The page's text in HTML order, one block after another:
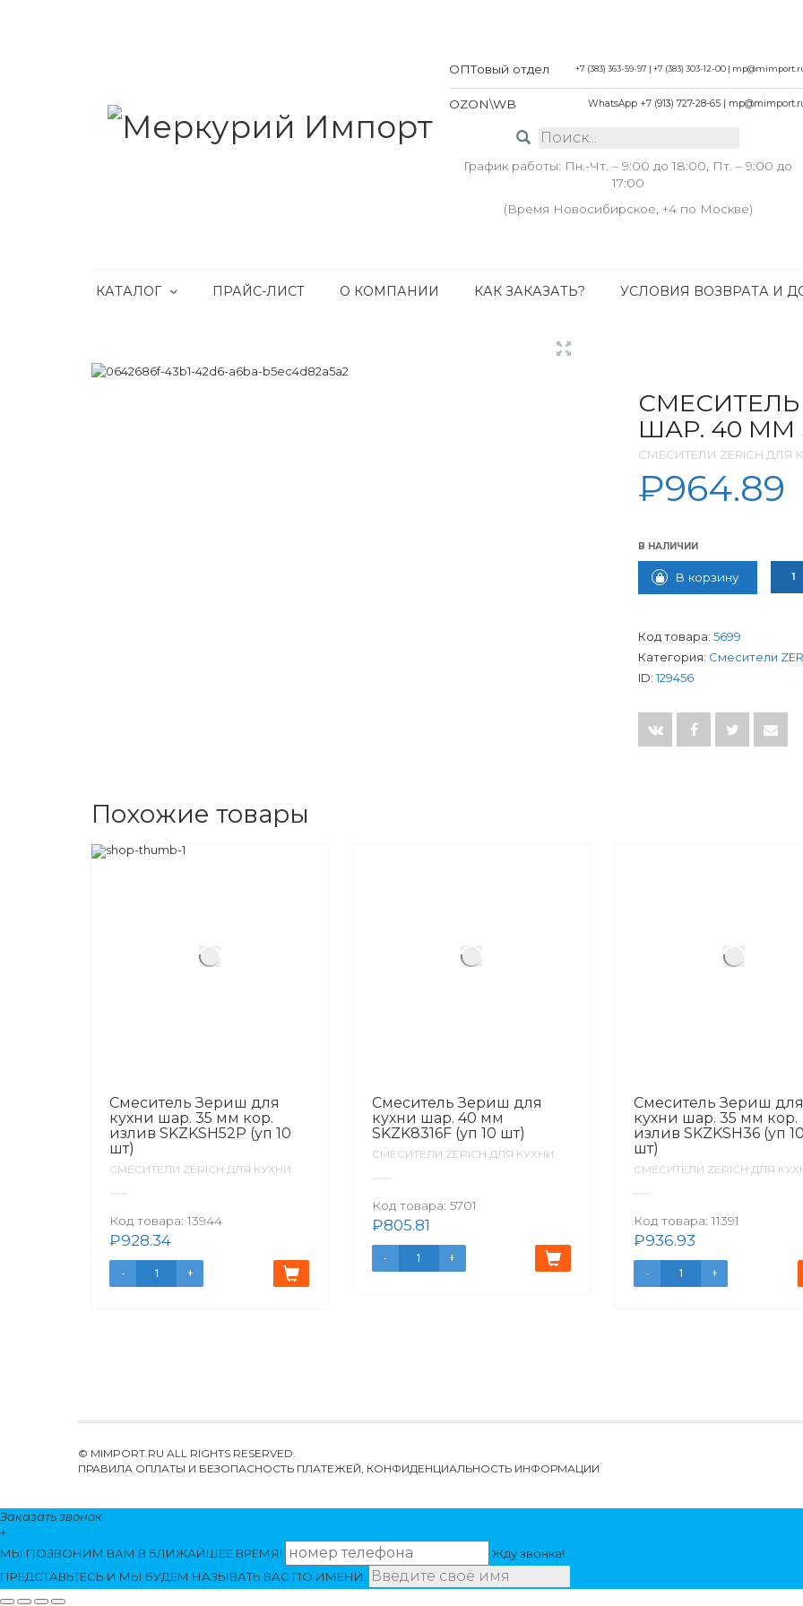
ОПТовый отдел +7 (383) 363-59-97 | +7 (383) 303-12-00 |
OZON\WB WhatsApp +7 (913) 727-28-65 |
График работы: Пн.-Чт. – 9:00 до 18:00, Пт. – 9:00 до
17:00
(Время Новосибирское, +4 по Москве)
КАТАЛОГ ПРАЙС-ЛИСТ О КОМПАНИИ КАК ЗАКАЗАТЬ? УСЛОВИЯ ВОЗВРАТА И
ШАР. 40 ММ
СМЕСИТЕЛИ ZERICH ДЛЯ
₽964.89
В НАЛИЧИИ
В корзину
Код товара: 5699
Категория: Смесители
ID: 129456
Похожие товары
Смеситель Зериш для
кухни шар. 35 мм кор.
излив SKZKSH52P (уп 10
шт)
СМЕСИТЕЛИ ZERICH ДЛЯ КУХНИ
Код товара: 13944
₽928.34
Смеситель Зериш для
кухни шар. 40 мм
SKZK8316F (уп 10 шт)
СМЕСИТЕЛИ ZERICH ДЛЯ КУХНИ
Код товара: 5701
₽805.81
Смеситель Зериш для
кухни шар. 35 мм кор.
излив SKZKSH36 (уп 10
шт)
СМЕСИТЕЛИ ZERICH ДЛЯ
Код товара: 11391
₽936.93
© MIMPORT.RU ALL RIGHTS RESERVED.
ПРАВИЛА ОПЛАТЫ И БЕЗОПАСНОСТЬ ПЛАТЕЖЕЙ, КОНФИДЕНЦИАЛЬНОСТЬ ИНФОРМАЦИИ
Заказать звонок
+
МЫ ПОЗВОНИМ ВАМ В БЛИЖАЙШЕЕ ВРЕМЯ!
Жду звонка!
ПРЕДСТАВЬТЕСЬ И МЫ БУДЕМ НАЗЫВАТЬ ВАС ПО ИМЕНИ.